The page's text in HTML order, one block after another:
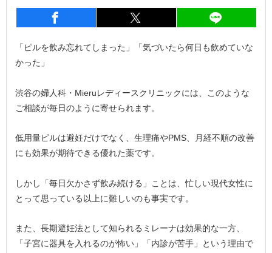
シェア シェア
「ピルを飲み忘れてしまった」「気づいたら何日も飲めていな
かった」
渋谷の婦人科・Mieruレディースクリニックには、このような
ご相談が毎日のように寄せられます。
低用量ピルは避妊だけでなく、生理痛やPMS、月経不順の改善
にも効果が期待できる優れた薬です。
しかし「毎日欠かさず飲み続ける」ことは、忙しい現代女性に
とって思っている以上に難しいのも事実です。
また、長期避妊法として知られるミレーナは効果的な一方、
「子宮に器具を入れるのが怖い」「内診が苦手」という理由で